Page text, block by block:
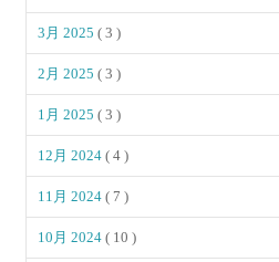
3月 2025( 3 )
2月 2025( 3 )
1月 2025( 3 )
12月 2024( 4 )
11月 2024( 7 )
10月 2024( 10 )